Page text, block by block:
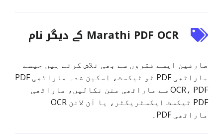
Marathi PDF OCR کے دیگر نام
صارفین ایسے فقروں سے بھی تلاش کرتے ہیں جیسے
ماراٹھی PDF ٹو ٹیکسٹ، اسکین شدہ ماراٹھی PDF
OCR، PDF سے ماراٹھی متن نکالیں، ماراٹھی
PDF ٹیکسٹ ایکسٹریکٹر، یا آن لائن OCR
ماراٹھی PDF۔